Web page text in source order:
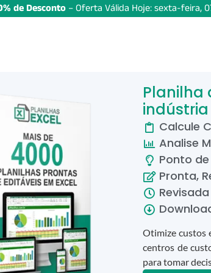
de Desconto – Oferta Válida Hoje:sexta-feira,
Planilha
indústria
Calcule
Analise
Ponto
Pronta,
Otimize custos
centros de
para tomar